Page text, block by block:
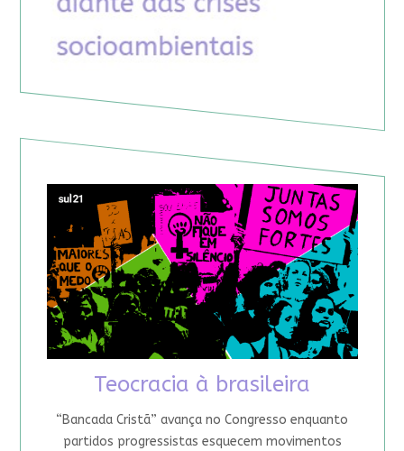
Teocracia à brasileira
“Bancada Cristã” avança no Congresso enquanto
partidos progressistas esquecem movimentos